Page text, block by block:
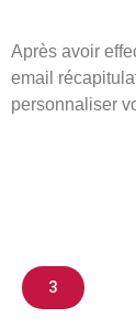
Après avoir
email
personnaliser
3